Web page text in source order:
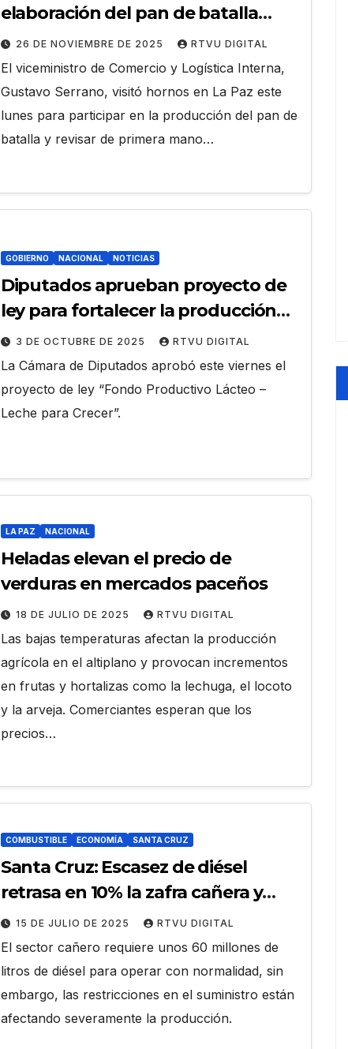
elaboración del pan de batalla
para evaluar costos
26 DE NOVIEMBRE DE 2025 RTVU DIGITAL
El viceministro de Comercio y Logística Interna,
Gustavo Serrano, visitó hornos en La Paz este
lunes para participar en la producción del pan de
batalla y revisar de primera mano…
GOBIERNO NACIONAL NOTICIAS
Diputados aprueban proyecto de
ley para fortalecer la producción
primaria de leche
3 DE OCTUBRE DE 2025 RTVU DIGITAL
La Cámara de Diputados aprobó este viernes el
proyecto de ley “Fondo Productivo Lácteo –
Leche para Crecer”.
LA PAZ NACIONAL
Heladas elevan el precio de
verduras en mercados paceños
18 DE JULIO DE 2025 RTVU DIGITAL
Las bajas temperaturas afectan la producción
agrícola en el altiplano y provocan incrementos
en frutas y hortalizas como la lechuga, el locoto
y la arveja. Comerciantes esperan que los
precios…
COMBUSTIBLE ECONOMÍA SANTA CRUZ
Santa Cruz: Escasez de diésel
retrasa en 10% la zafra cañera y
productores temen extender la
cosecha hasta noviembre
15 DE JULIO DE 2025 RTVU DIGITAL
El sector cañero requiere unos 60 millones de
litros de diésel para operar con normalidad, sin
embargo, las restricciones en el suministro están
afectando severamente la producción.